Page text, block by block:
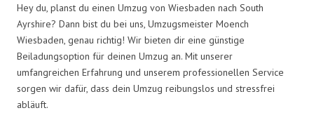
Hey du, planst du einen Umzug von Wiesbaden nach South
Ayrshire? Dann bist du bei uns, Umzugsmeister Moench
Wiesbaden, genau richtig! Wir bieten dir eine günstige
Beiladungsoption für deinen Umzug an. Mit unserer
umfangreichen Erfahrung und unserem professionellen Service
sorgen wir dafür, dass dein Umzug reibungslos und stressfrei
abläuft.